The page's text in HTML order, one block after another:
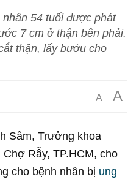
54 tuổi được phát
7 cm ở thận bên phải.
thận, lấy bướu cho
A A
Sâm, Trưởng khoa
Rẫy, TP.HCM, cho
cho bệnh nhân bị ung